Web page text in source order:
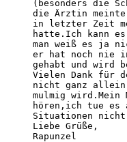
(besonders die
die Ärztin
in letzter Zeit
hatte.Ich kann
man weiß es ja
er hat noch nie
gehabt und wird
Vielen Dank für
nicht ganz allein,
mulmig
hören,ich tue es
Situationen nicht
Liebe Grüße,
Rapunzel